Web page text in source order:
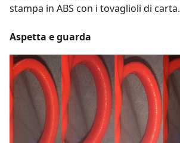
stampa in ABS con i tovaglioli di carta.
Aspetta e guarda